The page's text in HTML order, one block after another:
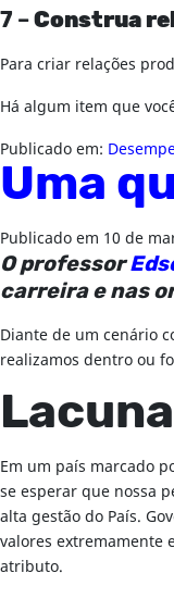
7 – Construa
Para criar relações
Há algum item que
Publicado em:
Uma
Publicado em 10 de
O professor
carreira e nas
Diante de um cenário
realizamos dentro ou
Em um país marcado
se esperar que nossa
alta gestão do País.
valores extremamente
atributo.